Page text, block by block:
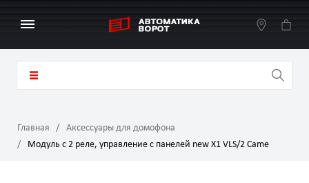
Главная
Аксессуары для домофона
Модуль с 2 реле, управление с панелей new X1 VLS/2 Came